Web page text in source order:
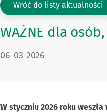
Wróć do listy aktualności
WAŻNE dla
Data publikacji:
06-03-2026
W styczniu 2026 roku